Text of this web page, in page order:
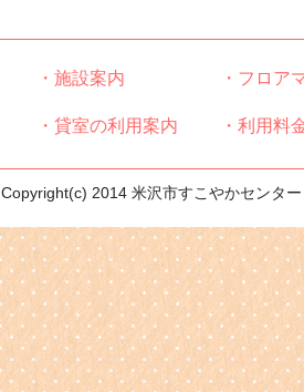
・施設案内
・貸室の利用案内
・フロア
・利用料
Copyright(c) 2014 米沢市すこやかセンタ